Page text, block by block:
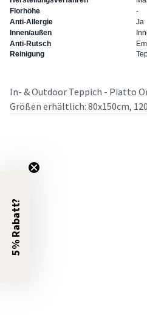
Florhöhe
-
Anti-Allergie
Ja
Innen/außen
Anti-Rutsch
Reinigung
In- & Outdoor Teppich - Piatto
Größen erhältlich: 80x150cm,
5% Rabatt?